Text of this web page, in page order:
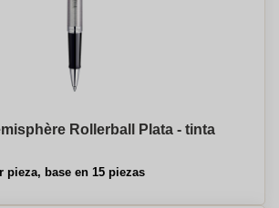
Rollerball Plata - tinta
pieza, base en 15 piezas